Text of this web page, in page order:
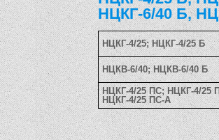
НЦКГ-6/40 Б,
НЦКГ-4/25; НЦКГ-4/25 Б
НЦКВ-6/40; НЦКВ-6/40 Б
НЦКГ-4/25 ПС; НЦКГ-4/25
НЦКГ-4/25 ПС-А